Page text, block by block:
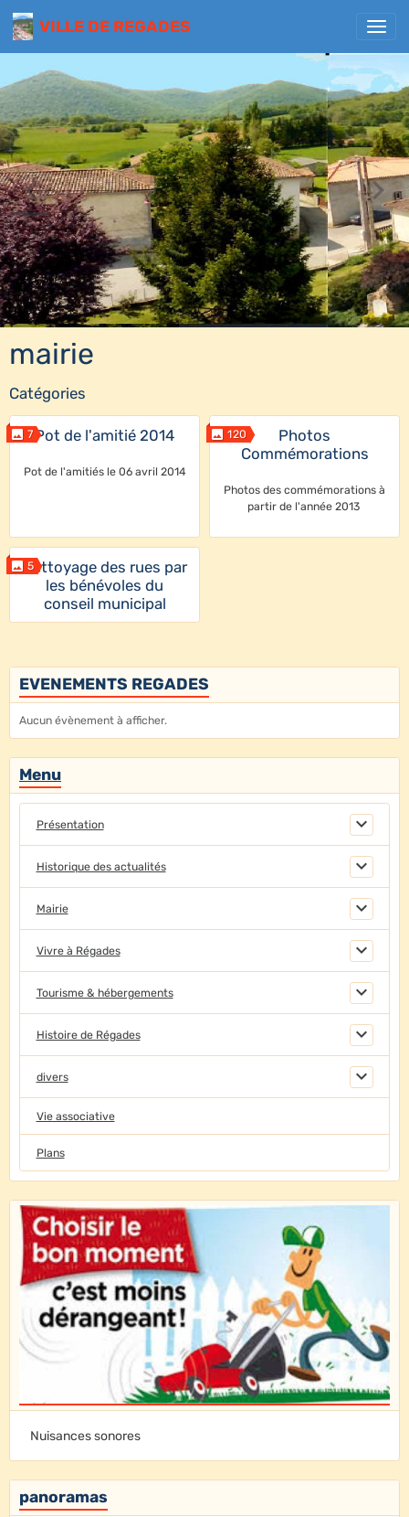
VILLE DE REGADES
mairie
Catégories
7 Pot de l'amitié 2014
Pot de l'amitiés le 06 avril 2014
120
Photos
Commémorations
Photos des commémorations à
partir de l'année 2013
5
Nettoyage des rues par
les bénévoles du
conseil municipal
EVENEMENTS REGADES
Aucun évènement à afficher.
Menu
Présentation
Historique des actualités
Mairie
Vivre à Régades
Tourisme & hébergements
Histoire de Régades
divers
Vie associative
Plans
Nuisances sonores
panoramas